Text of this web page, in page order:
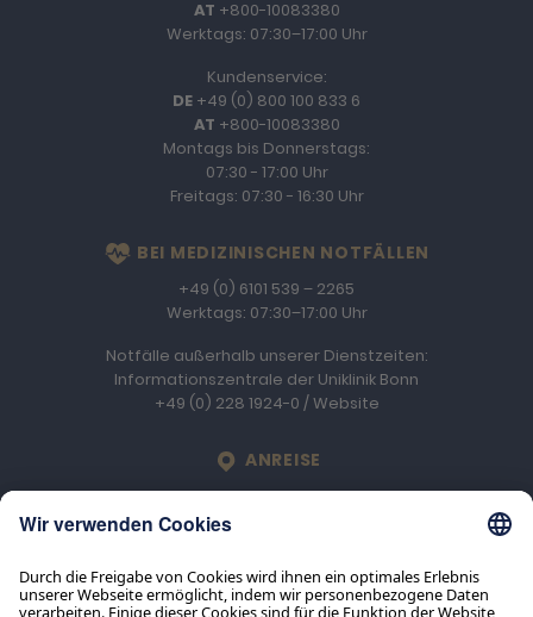
AT +800-10083380
Werktags: 07:30–17:00 Uhr
Kundenservice:
DE +49 (0) 800 100 833 6
AT +800-10083380
Montags bis Donnerstags:
07:30 - 17:00 Uhr
Freitags: 07:30 - 16:30 Uhr
BEI MEDIZINISCHEN NOTFÄLLEN
+49 (0) 6101 539 – 2265
Werktags: 07:30–17:00 Uhr
Notfälle außerhalb unserer Dienstzeiten:
Informationszentrale der Uniklinik Bonn
+49 (0) 228 1924-0 /Website
LOCATION
ANREISE
Engelhard Arzneimittel GmbH & Co. KG
An der Rosenhelle 2b